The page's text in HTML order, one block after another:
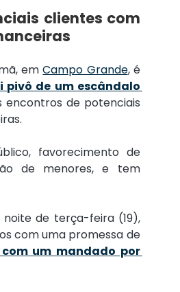
clientes com
em Campo Grande, é
pivô de um escândalo
encontros de potenciais
favorecimento de
de menores, e tem
noite de terça-feira (19),
com uma promessa de
um mandado por